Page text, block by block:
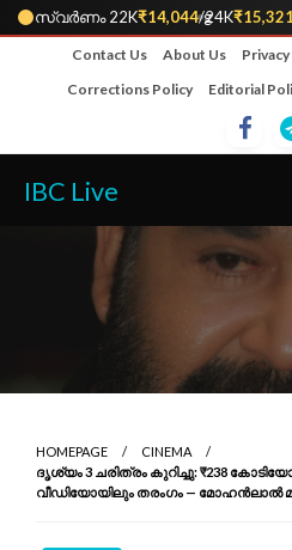
സ്വർണം 22K₹14,044/g
•24K₹15,321
Contact Us About Us
Corrections Policy
Editorial
IBC Live
HOMEPAGE
CINEMA
ദൃശ്യം 3 ചരിത്രം കുറിച്ചു: ₹238
വീഡിയോയിലും തരംഗം — മോഹൻലാൽ